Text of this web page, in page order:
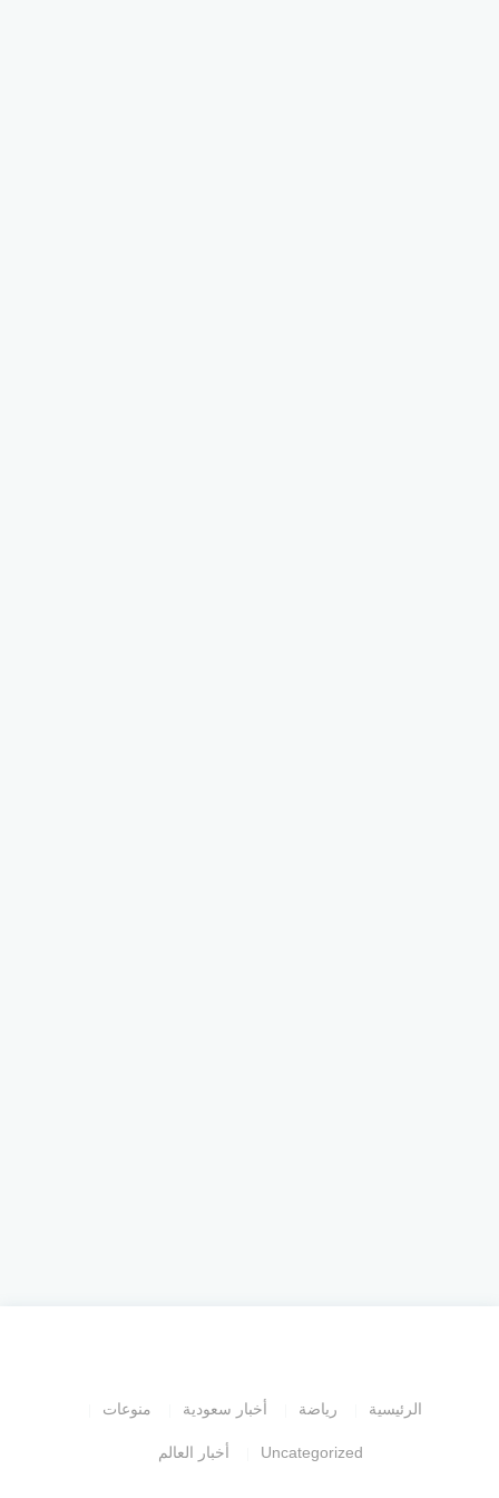
الرئيسية رياضة أخبار سعودية منوعات
Uncategorized أخبار العالم